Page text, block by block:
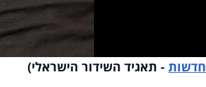
Video
חדשות- תאגיד השידור הישראלי)